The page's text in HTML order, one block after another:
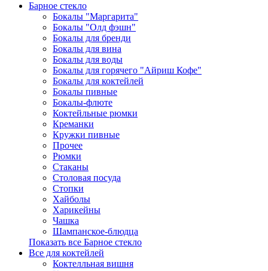
Барное стекло
Бокалы "Маргарита"
Бокалы "Олд фэшн"
Бокалы для бренди
Бокалы для вина
Бокалы для воды
Бокалы для горячего "Айриш Кофе"
Бокалы для коктейлей
Бокалы пивные
Бокалы-флюте
Коктейльные рюмки
Креманки
Кружки пивные
Прочее
Рюмки
Стаканы
Столовая посуда
Стопки
Хайболы
Харикейны
Чашка
Шампанское-блюдца
Показать все Барное стекло
Все для коктейлей
Коктелльная вишня